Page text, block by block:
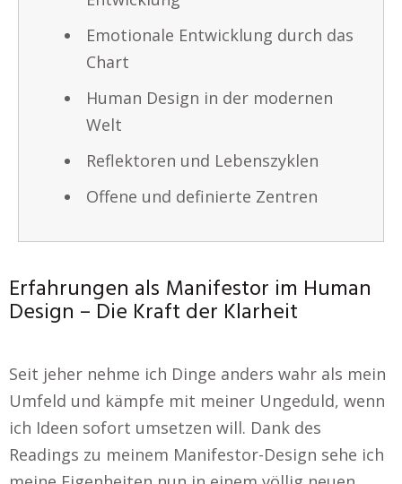
Emotionale Entwicklung durch das
Chart
Human Design in der modernen
Welt
Reflektoren und Lebenszyklen
Offene und definierte Zentren
Erfahrungen als Manifestor im Human
Design – Die Kraft der Klarheit
Seit jeher nehme ich Dinge anders wahr als mein
Umfeld und kämpfe mit meiner Ungeduld, wenn
ich Ideen sofort umsetzen will. Dank des
Readings zu meinem Manifestor-Design sehe ich